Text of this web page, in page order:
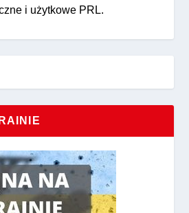
i użytkowe PRL.